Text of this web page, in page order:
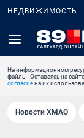
НЕДВИЖИМОСТЬ
На информационном
файлы. Оставаясь на
согласиена их
Новости ХМАО